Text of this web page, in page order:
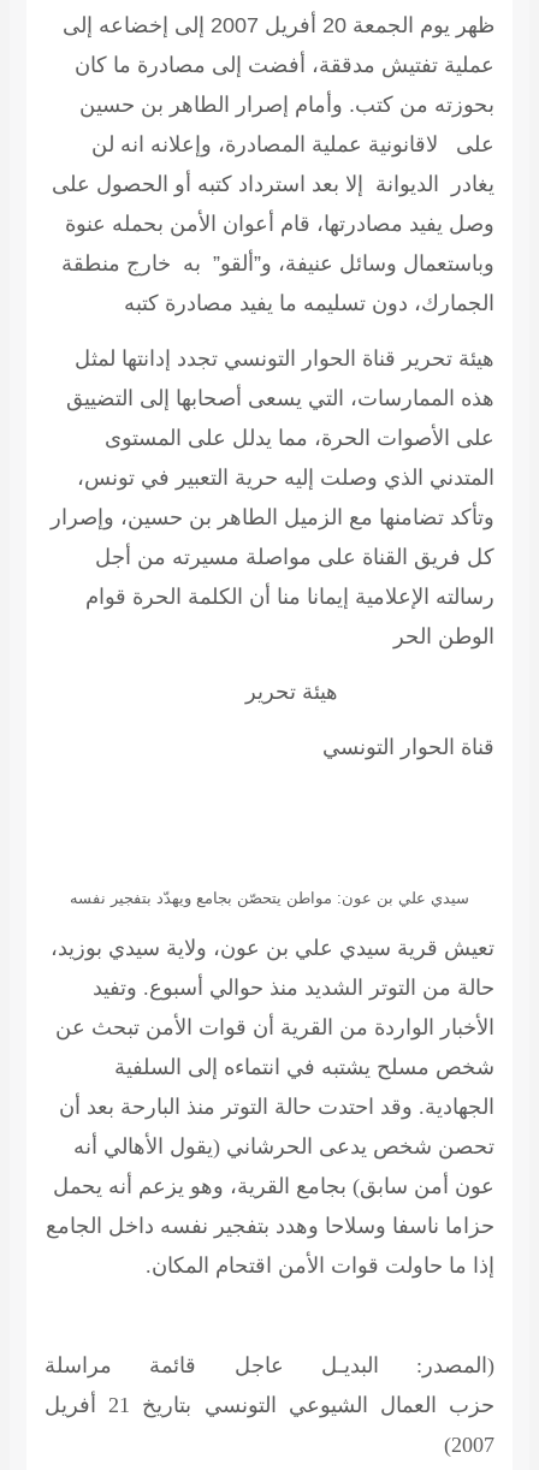
ظهر يوم الجمعة 20 أفريل 2007 إلى إخضاعه إلى
عملية تفتيش مدققة، أفضت إلى مصادرة ما كان
بحوزته من كتب. وأمام إصرار الطاهر بن حسين
على لاقانونية عملية المصادرة، وإعلانه انه لن
يغادر الديوانة إلا بعد استرداد كتبه أو الحصول على
وصل يفيد مصادرتها، قام أعوان الأمن بحمله عنوة
وباستعمال وسائل عنيفة، و”ألقو” به خارج منطقة
الجمارك، دون تسليمه ما يفيد مصادرة كتبه
هيئة تحرير قناة الحوار التونسي تجدد إدانتها لمثل
هذه الممارسات، التي يسعى أصحابها إلى التضييق
على الأصوات الحرة، مما يدلل على المستوى
المتدني الذي وصلت إليه حرية التعبير في تونس،
وتأكد تضامنها مع الزميل الطاهر بن حسين، وإصرار
كل فريق القناة على مواصلة مسيرته من أجل
رسالته الإعلامية إيمانا منا أن الكلمة الحرة قوام
الوطن الحر
هيئة تحرير
قناة الحوار التونسي
سيدي علي بن عون: مواطن يتحصّن بجامع ويهدّد بتفجير نفسه
تعيش قرية سيدي علي بن عون، ولاية سيدي بوزيد،
حالة من التوتر الشديد منذ حوالي أسبوع. وتفيد
الأخبار الواردة من القرية أن قوات الأمن تبحث عن
شخص مسلح يشتبه في انتماءه إلى السلفية
الجهادية. وقد احتدت حالة التوتر منذ البارحة بعد أن
تحصن شخص يدعى الحرشاني (يقول الأهالي أنه
عون أمن سابق) بجامع القرية، وهو يزعم أنه يحمل
حزاما ناسفا وسلاحا وهدد بتفجير نفسه داخل الجامع
إذا ما حاولت قوات الأمن اقتحام المكان.
(المصدر:
البديـل عاجل قائمة مراسلة
حزب العمال الشيوعي التونسي
بتاريخ 21 أفريل
2007)